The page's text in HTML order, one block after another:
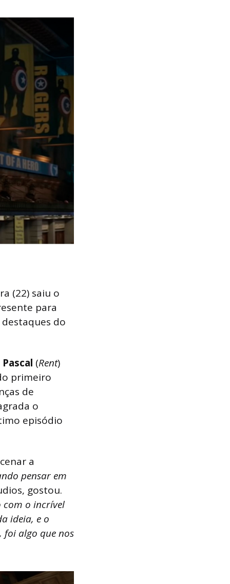
(22) saiu o
para
do
(Rent)
primeiro
de
o
episódio
a
pensar em
gostou.
com o incrível
ideia, e o
foi algo que nos